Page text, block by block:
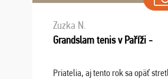
Zuzka N.
Grandslam tenis v Paříži -
Priatelia, aj tento rok sa opäť